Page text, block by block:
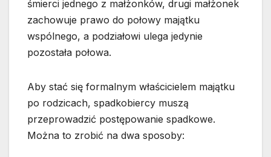
śmierci jednego z małżonków, drugi małżonek
zachowuje prawo do połowy majątku
wspólnego, a podziałowi ulega jedynie
pozostała połowa.
Aby stać się formalnym właścicielem majątku
po rodzicach, spadkobiercy muszą
przeprowadzić postępowanie spadkowe.
Można to zrobić na dwa sposoby: